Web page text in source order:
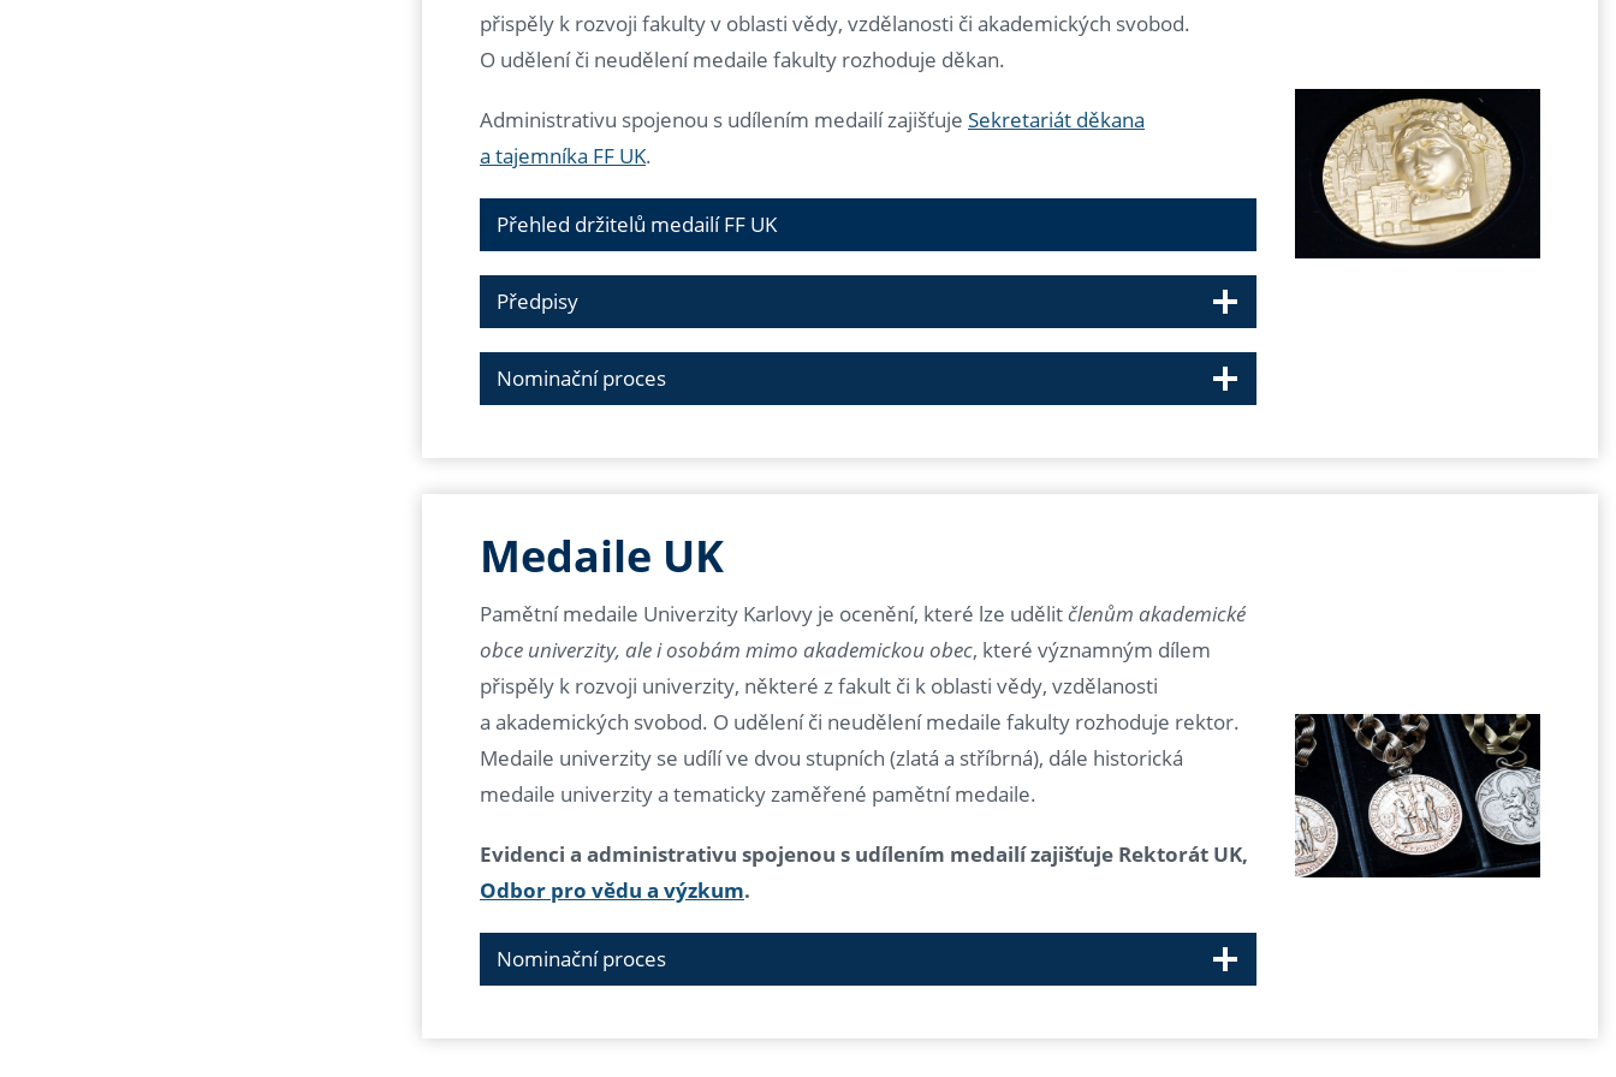
přispěly k rozvoji fakulty v oblasti vědy, vzdělanosti či akademických svobod.
O udělení či neudělení medaile fakulty rozhoduje děkan.
Administrativu spojenou s udílením medailí zajišťuje Sekretariát děkana
a tajemníka FF UK.
Přehled držitelů medailí FF UK
Předpisy
Nominační proces
Medaile UK
Pamětní medaile Univerzity Karlovy je ocenění, které lze udělitčlenům akademické
obce univerzity, ale i osobám mimo akademickou obec, které významným dílem
přispěly k rozvoji univerzity, některé z fakult či k oblasti vědy, vzdělanosti
a akademických svobod. O udělení či neudělení medaile fakulty rozhoduje rektor.
Medaile univerzity se udílí ve dvou stupních (zlatá a stříbrná), dále historická
medaile univerzity a tematicky zaměřené pamětní medaile.
Evidenci a administrativu spojenou s udílením medailí zajišťuje Rektorát UK,
Odbor pro vědu a výzkum.
Nominační proces